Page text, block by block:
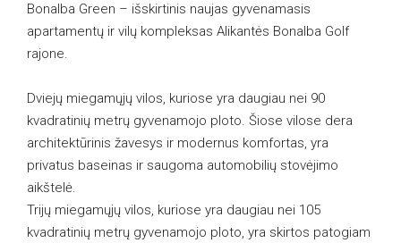
Bonalba Green – išskirtinis naujas gyvenamasis
apartamentų ir vilų kompleksas Alikantės Bonalba Golf
rajone.
Dviejų miegamųjų vilos, kuriose yra daugiau nei 90
kvadratinių metrų gyvenamojo ploto. Šiose vilose dera
architektūrinis žavesys ir modernus komfortas, yra
privatus baseinas ir saugoma automobilių stovėjimo
aikštelė.
Trijų miegamųjų vilos, kuriose yra daugiau nei 105
kvadratinių metrų gyvenamojo ploto, yra skirtos patogiam